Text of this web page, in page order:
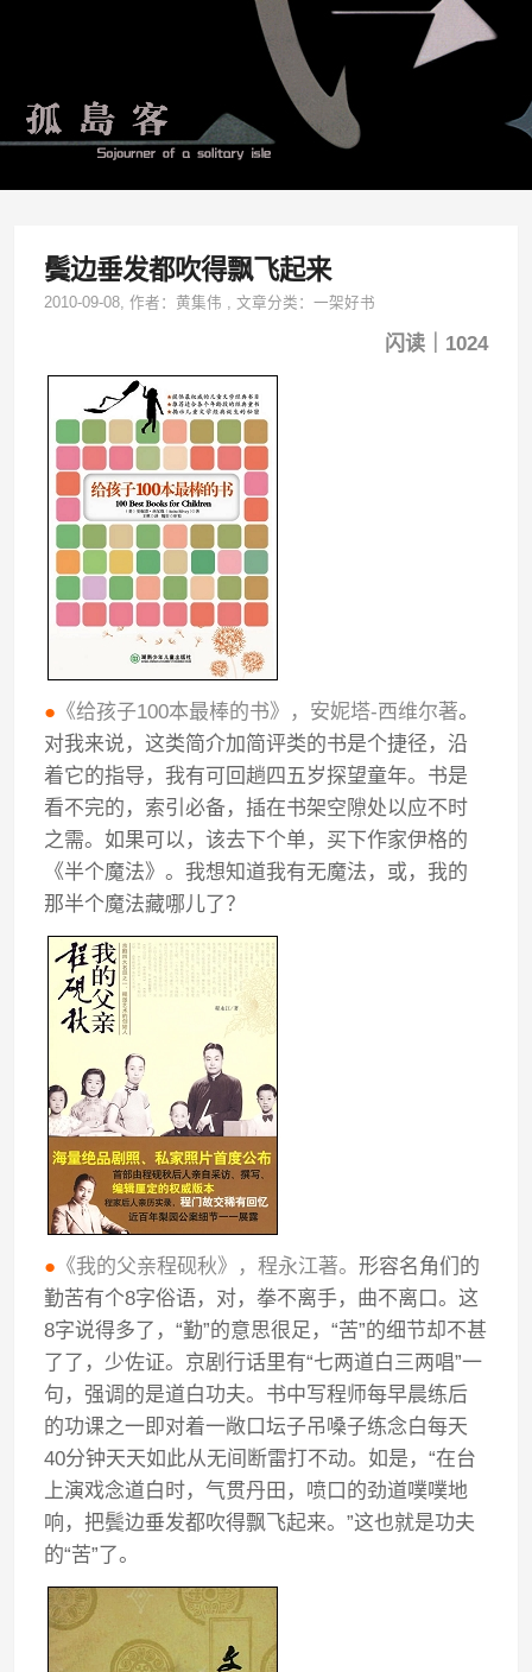
鬓边垂发都吹得飘飞起来
2010-09-08, 作者：黄集伟 ,文章分类：一架好书
闪读｜1024
● 《给孩子100本最棒的书》，安妮塔-西维尔著。
对我来说，这类简介加简评类的书是个捷径，沿
着它的指导，我有可回趟四五岁探望童年。书是
看不完的，索引必备，插在书架空隙处以应不时
之需。如果可以，该去下个单，买下作家伊格的
《半个魔法》。我想知道我有无魔法，或，我的
那半个魔法藏哪儿了？
● 《我的父亲程砚秋》，程永江著。形容名角们的
勤苦有个8字俗语，对，拳不离手，曲不离口。这
8字说得多了，“勤”的意思很足，“苦”的细节却不甚
了了，少佐证。京剧行话里有“七两道白三两唱”一
句，强调的是道白功夫。书中写程师每早晨练后
的功课之一即对着一敞口坛子吊嗓子练念白每天
40分钟天天如此从无间断雷打不动。如是，“在台
上演戏念道白时，气贯丹田，喷口的劲道噗噗地
响，把鬓边垂发都吹得飘飞起来。”这也就是功夫
的“苦”了。